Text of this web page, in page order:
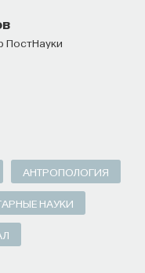
ПостНауки
АНТРОПОЛОГИЯ
НАУКИ
обозрение